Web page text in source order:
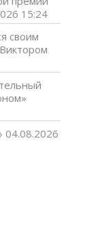
15:24
своим
04.08.2026